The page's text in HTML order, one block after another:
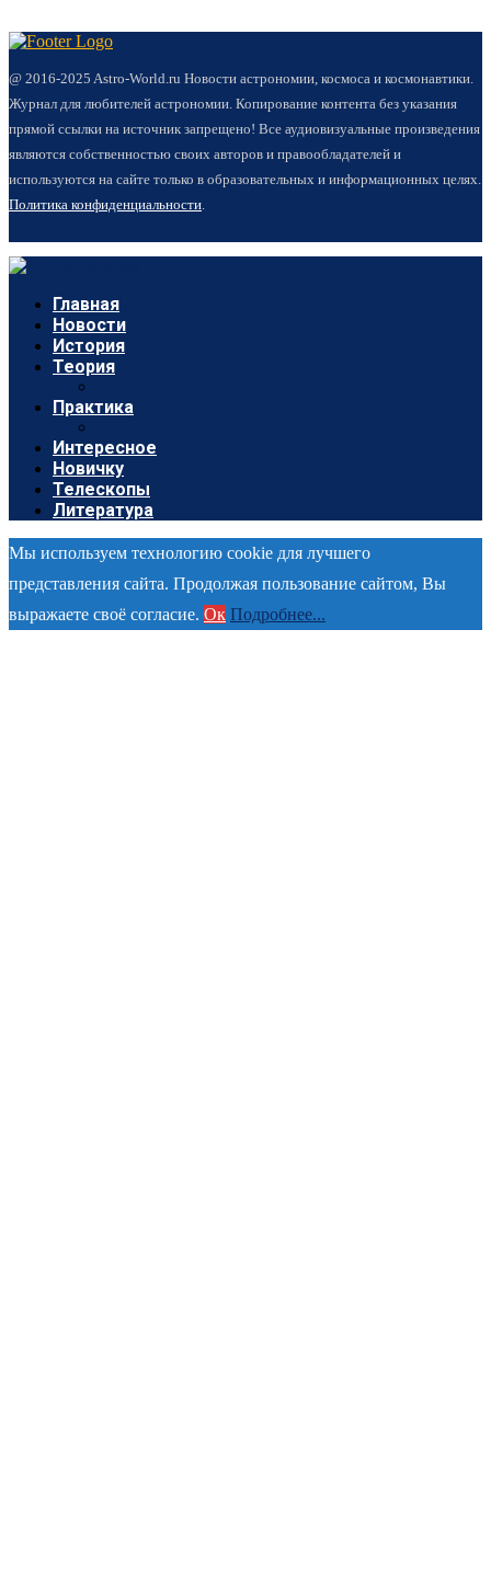
@ 2016-2025 Astro-World.ru Новости астрономии, космоса и космонавтики.
Журнал для любителей астрономии. Копирование контента без указания
прямой ссылки на источник запрещено! Все аудиовизуальные произведения
являются собственностью своих авторов и правообладателей и
используются на сайте только в образовательных и информационных целях.
Политика конфиденциальности.
Главная
Новости
История
Теория
Практика
Интересное
Новичку
Телескопы
Литература
Мы используем технологию cookie для лучшего
представления сайта. Продолжая пользование сайтом, Вы
выражаете своё согласие. Ок Подробнее...